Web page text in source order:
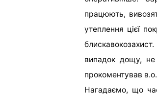
працюють,
утеплення цієї
випадок дощу,
прокоментував
Нагадаємо, що